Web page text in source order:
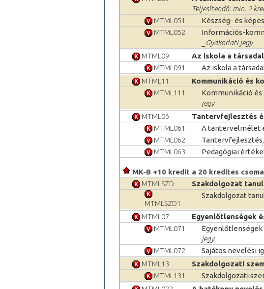
Teljesítendő: min. 2
MTML051
Készség- és
MTML052
Információs-
_Gyakorlati jegy
MTML09 Az iskola a
MTML091
Az iskola a
MTML11
Kommunikáció és
MTML111
Kommunikáció
jegy
MTML06 Tantervfejlesztés
MTML061
A tantervelmélet
MTML062
Tantervfejlesztés
MTML063
Pedagógiai
MK-B +10 kredit a 20 kredites
MTMLSZD
Szakdolgozat
MTMLSZD1
Szakdolgozat
MTML07 Egyenlőtlenségek
MTML071
jegy
MTML072 Sajátos nevelési
MTML13
Szakdolgozati
MTML131
Szakdolgozati